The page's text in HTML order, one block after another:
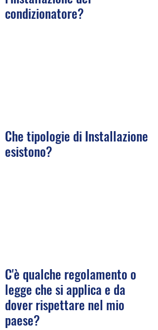
condizionatore?
Che tipologie di Installazione
esistono?
C'è qualche regolamento o
legge che si applica e da
dover rispettare nel mio
paese?